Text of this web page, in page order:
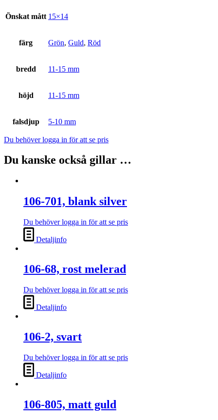
Önskat mått 15×14
färg Grön, Guld, Röd
bredd 11-15 mm
höjd 11-15 mm
falsdjup 5-10 mm
Du behöver logga in för att se pris
Du kanske också gillar …
106-701, blank silver
Du behöver logga in för att se pris
Detaljinfo
106-68, rost melerad
Du behöver logga in för att se pris
Detaljinfo
106-2, svart
Du behöver logga in för att se pris
Detaljinfo
106-805, matt guld